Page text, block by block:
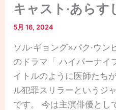
キャスト·あらす
5月 16, 2024
ソル·ギョング×パク·ウン
のドラマ「 ハイパーナイ
イトルのように医師たち
ル犯罪スリラーというジ
です。 今は主演俳優とし